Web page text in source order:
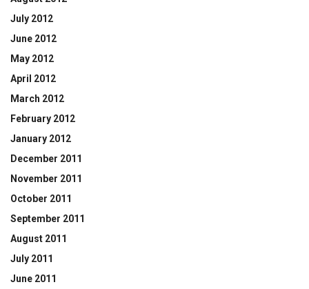
July 2012
June 2012
May 2012
April 2012
March 2012
February 2012
January 2012
December 2011
November 2011
October 2011
September 2011
August 2011
July 2011
June 2011